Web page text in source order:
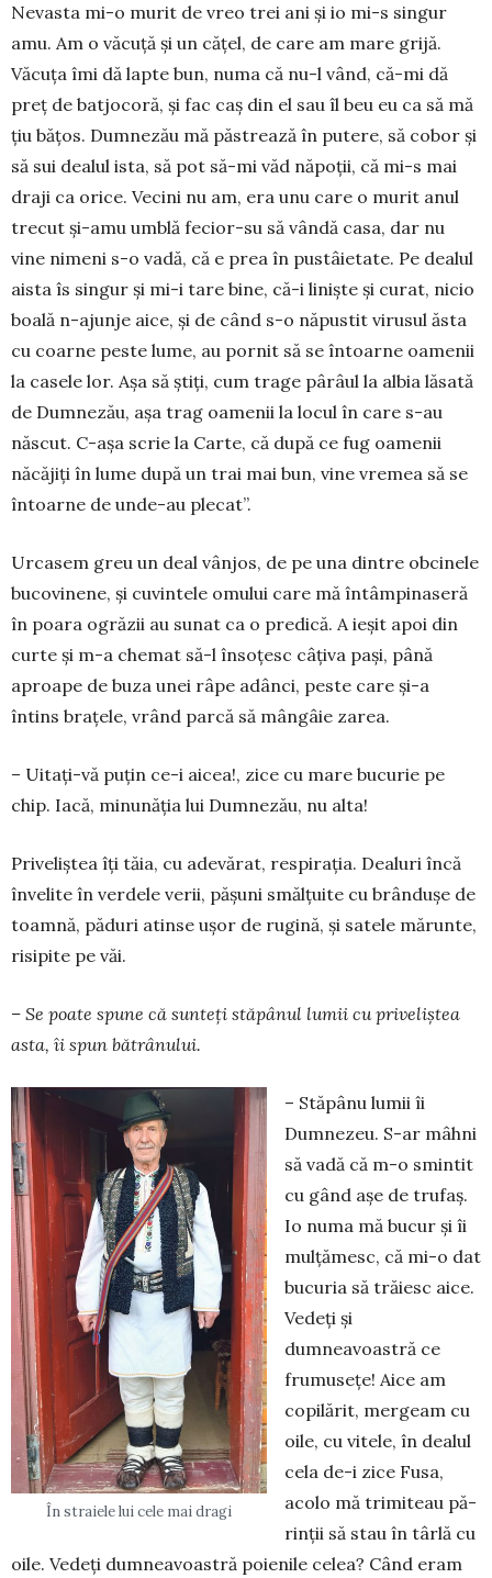
Nevasta mi-o murit de vreo trei ani și io mi-s singur
amu. Am o văcuță și un cățel, de care am mare grijă.
Văcuța îmi dă lapte bun, numa că nu-l vând, că-mi dă
preț de batjo­co­ră, și fac caș din el sau îl beu eu ca să mă
țiu bățos. Dum­nezău mă păstrează în putere, să cobor și
să sui dealul ista, să pot să-mi văd nă­poții, că mi-s mai
draji ca orice. Vecini nu am, era unu care o murit anul
trecut și-amu umblă fecior-su să vândă casa, dar nu
vine nimeni s-o vadă, că e prea în pustâietate. Pe dealul
aista îs singur și mi-i tare bine, că-i liniște și curat, nicio
boa­lă n-ajunje aice, și de când s-o nă­pustit virusul ăsta
cu coar­ne peste lume, au pornit să se în­toar­ne oa­menii
la casele lor. Așa să știți, cum trage pârâul la albia lăsată
de Dum­nezău, așa trag oa­menii la lo­cul în care s-au
năs­cut. C-așa scrie la Carte, că după ce fug oamenii
năcăjiți în lume după un trai mai bun, vine vremea să se
întoarne de un­de-au plecat”.
Urcasem greu un deal vânjos, de pe una dintre obcinele
bucovi­nene, și cuvintele omului care mă întâmpinaseră
în poara ogrăzii au sunat ca o predică. A ieșit apoi din
curte și m-a chemat să-l înso­țesc câțiva pași, până
aproape de buza unei râpe adânci, peste care și-a
întins brațele, vrând parcă să mângâie zarea.
– Uitați-vă puțin ce-i aicea!, zice cu mare bucu­rie pe
chip. Iacă, minunăția lui Dumnezău, nu alta!
Priveliștea îți tăia, cu adevărat, respirația. Dea­luri încă
învelite în verdele verii, pășuni smălțuite cu brândușe de
toamnă, păduri atinse ușor de ru­gină, și satele mărunte,
risipite pe văi.
– Se poate spune că sunteți stăpânul lumii cu priveliștea
asta, îi spun bătrânului.
În straiele lui cele mai dragi
– Stăpânu lumii îi
Dumnezeu. S-ar mâhni
să vadă că m-o smintit
cu gând așe de trufaș.
Io numa mă bucur și îi
mulțămesc, că mi-o dat
bucuria să trăiesc aice.
Vedeți și
dumneavoastră ce
frumusețe! Aice am
copilărit, mergeam cu
oile, cu vitele, în dea­lul
cela de-i zice Fusa,
acolo mă trimiteau pă­
rin­ții să stau în târlă cu
oile. Vedeți dumnea­voas­tră poienile celea? Când eram